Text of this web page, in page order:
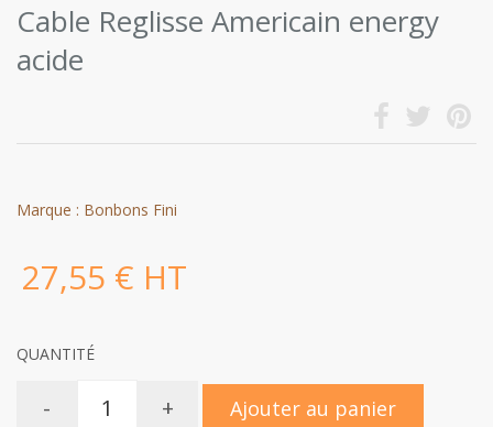
Cable Reglisse Americain energy
acide
Marque : Bonbons Fini
27,55 € HT
QUANTITÉ
- + Ajouter au panier